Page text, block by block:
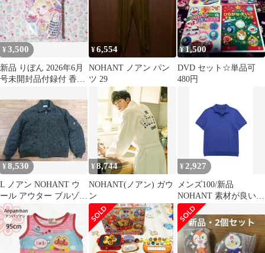
¥3,500
新品 りぼん 2026年6月
号未開封品付録付 香純
モンソーダ
¥6,554
NOHANT ノアン パン
ツ 29
¥1,500
DVD セット☆単品可
480円
¥8,530
L ノアン NOHANT ウ
ール アウター ブルゾン
MA-1 ジャケット
¥8,744
NOHANT(ノアン) ガウ
ン
¥ 2,927
メンズ100/新品
NOHANT 素材が良い半
袖Tシャツ